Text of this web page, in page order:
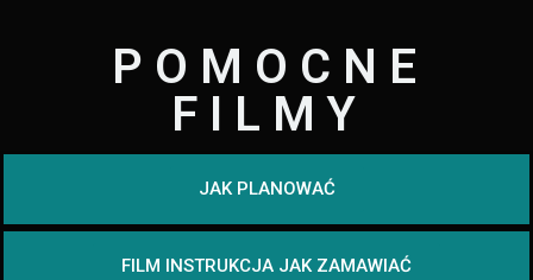
POMOCNE
FILMY
JAK PLANOWAĆ
FILM INSTRUKCJA JAK ZAMAWIAĆ